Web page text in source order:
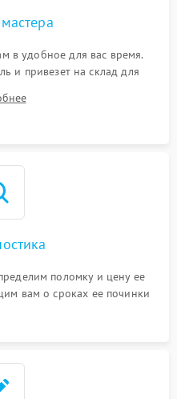
в удобное для вас время.
и привезет на склад для
поломку и цену ее
вам о сроках ее починки